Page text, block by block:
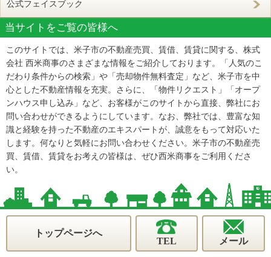
公式フェイスブック
当サイトをご覧の皆様へ
このサイトでは、米子市の不動産売買、賃借、賃貸に関する、株式
会社 西米商事のさまざまな情報をご紹介しております。「人気のこ
だわり条件からの検索」や「売却物件無料査定」など、米子市を中
心とした不動産情報を充実。さらに、「物件リクエスト」「オープ
ンハウス申し込み」など、お客様がこのサイトから直接、弊社にお
問い合わせができるようにしています。なお、弊社では、豊富な知
識と経験を持った不動産のエキスパートが、誠意をもって対応いた
します。何なりと気軽にお問い合わせください。米子市の不動産売
買、賃借、賃貸をお考えの皆様は、ぜひ西米商事をご利用くださ
い。
トップページへ
TEL メール